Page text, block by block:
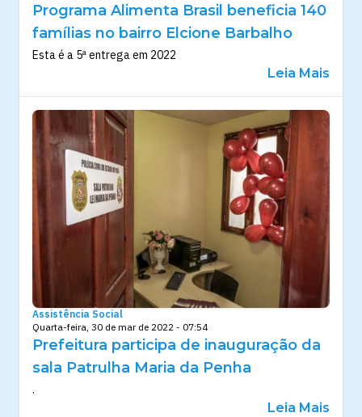
Programa Alimenta Brasil beneficia 140
famílias no bairro Elcione Barbalho
Esta é a 5ª entrega em 2022
Leia Mais
Assistência Social
Quarta-feira, 30 de mar de 2022 - 07:54
Prefeitura participa de inauguração da
sala Patrulha Maria da Penha
.
Leia Mais